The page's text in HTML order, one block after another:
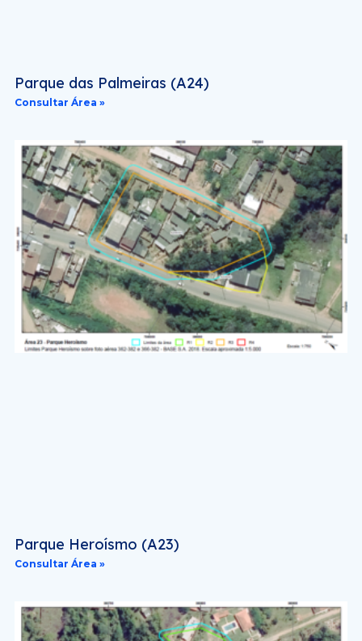
Parque das Palmeiras (A24)
Consultar Área »
Parque Heroísmo (A23)
Consultar Área »